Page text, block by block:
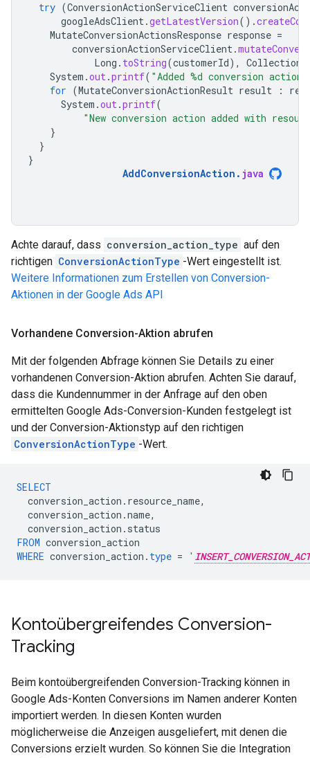
try (ConversionActionServiceClient
googleAdsClient.getLatestVersion().
MutateConversionActionsResponse response =
conversionActionServiceClient.
Long . toString(customerId), Collections
System .out.printf( "Added %d conversion
for (MutateConversionActionResult result :
System .out.printf(
"New conversion action added with
}
}
}
AddConversionAction . java
Achte darauf, dass conversion_action_type auf den
richtigen ConversionActionType -Wert eingestellt ist.
Weitere Informationen zum Erstellen von Conversion-
Aktionen in der Google Ads API
Vorhandene Conversion-Aktion abrufen
Mit der folgenden Abfrage können Sie Details zu einer
vorhandenen Conversion-Aktion abrufen. Achten Sie darauf,
dass die Kundennummer in der Anfrage auf den oben
ermittelten Google Ads-Conversion-Kunden festgelegt ist
und der Conversion-Aktionstyp auf den richtigen
ConversionActionType -Wert.
SELECT
conversion_action . resource_name,
conversion_action .name,
conversion_action . status
FROM conversion_action
WHERE conversion_action . type = '
Kontoübergreifendes Conversion-
Tracking
Beim kontoübergreifenden Conversion-Tracking können in
Google Ads-Konten Conversions im Namen anderer Konten
importiert werden. In diesen Konten wurden
möglicherweise die Anzeigen ausgeliefert, mit denen die
Conversions erzielt wurden. So können Sie die Integration